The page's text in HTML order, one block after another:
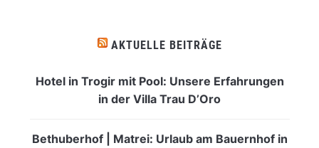
AKTUELLE BEITRÄGE
Hotel in Trogir mit Pool: Unsere Erfahrungen
in der Villa Trau D’Oro
Bethuberhof | Matrei: Urlaub am Bauernhof in